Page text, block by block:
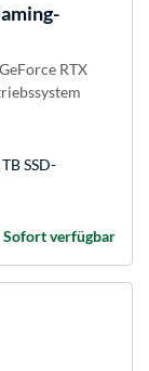
RTX
SSD-
Sofort verfügbar